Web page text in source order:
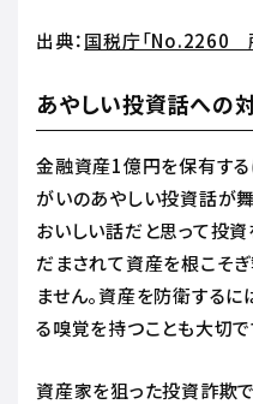
出典：国税庁「No.2260
あやしい投資話への
金融資産1億円を保有する
がいのあやしい投資話が
おいしい話だと思って投
だまされて資産を根こそ
ません。資産を防衛する
る嗅覚を持つことも大切で
資産家を狙った投資詐欺